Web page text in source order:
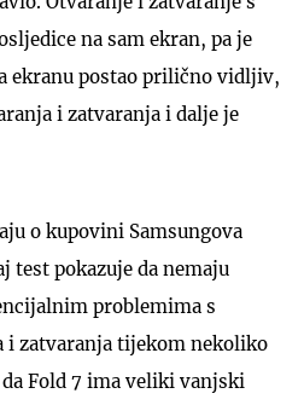
na sam ekran, pa je
ekranu postao prilično vidljiv,
i zatvaranja i dalje je
o kupovini Samsungova
test pokazuje da nemaju
problemima s
i zatvaranja tijekom nekoliko
Fold 7 ima veliki vanjski